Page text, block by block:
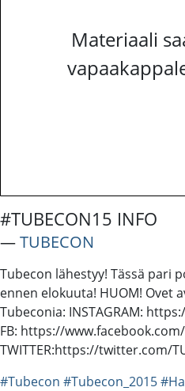
Materiaali
#TUBECON15 INFO
―TUBECON
Tubecon lähestyy! Tässä pari
ennen elokuuta! HUOM! Ovet
Tubeconia: INSTAGRAM:
FB: https://
TWITTER:https://twitter.com/
#Tubecon #Tubecon_2015